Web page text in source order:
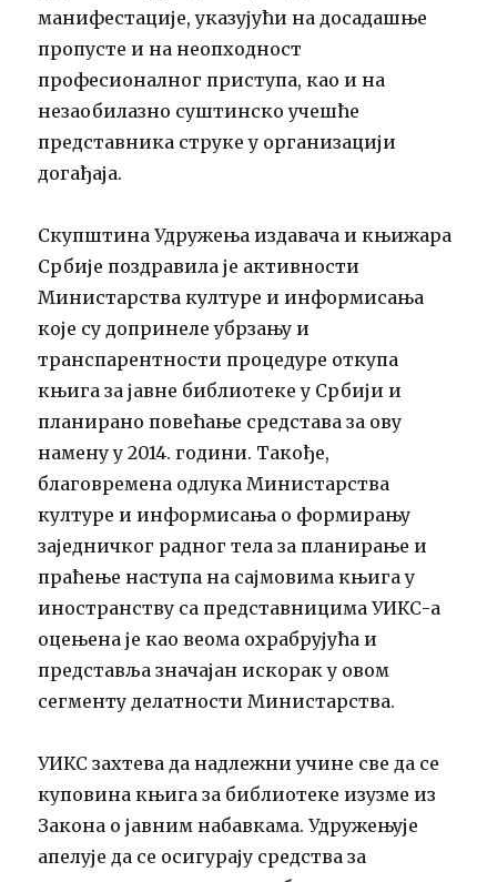
манифестације, указујући на досадашње
пропусте и на неопходност
професионалног приступа, као и на
незаобилазно суштинско учешће
представника струке у организацији
догађаја.
Скупштина Удружења издавача и књижара
Србије поздравила је активности
Министарства културе и информисања
које су допринеле убрзању и
транспарентности процедуре откупа
књига за јавне библиотеке у Србији и
планирано повећање средстава за ову
намену у 2014. години. Такође,
благовремена одлука Министарства
културе и информисања о формирању
заједничког радног тела за планирање и
праћење наступа на сајмовима књига у
иностранству са представницима УИКС-а
оцењена је као веома охрабрујућа и
представља значајан искорак у овом
сегменту делатности Министарства.
УИКС захтева да надлежни учине све да се
куповина књига за библиотеке изузме из
Закона о јавним набавкама. Удружењује
апелује да се осигурају средства за